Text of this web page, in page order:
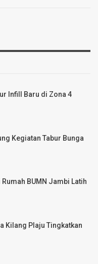
Infill Baru di Zona 4
Kegiatan Tabur Bunga
Rumah BUMN Jambi Latih
Kilang Plaju Tingkatkan